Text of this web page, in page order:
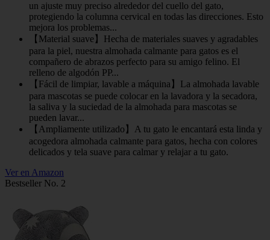
un ajuste muy preciso alrededor del cuello del gato,
protegiendo la columna cervical en todas las direcciones. Esto
mejora los problemas...
【Material suave】Hecha de materiales suaves y agradables
para la piel, nuestra almohada calmante para gatos es el
compañero de abrazos perfecto para su amigo felino. El
relleno de algodón PP...
【Fácil de limpiar, lavable a máquina】La almohada lavable
para mascotas se puede colocar en la lavadora y la secadora,
la saliva y la suciedad de la almohada para mascotas se
pueden lavar...
【Ampliamente utilizado】A tu gato le encantará esta linda y
acogedora almohada calmante para gatos, hecha con colores
delicados y tela suave para calmar y relajar a tu gato.
Ver en Amazon
Bestseller No. 2